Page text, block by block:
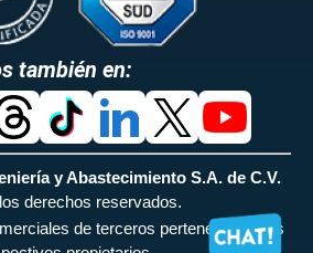
también en:
y Abastecimiento S.A. de C.V.
derechos reservados.
de terceros pertenecen a sus